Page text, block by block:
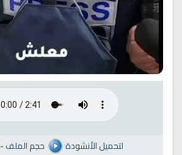
- لتحميل الأنشودة حجم الملف